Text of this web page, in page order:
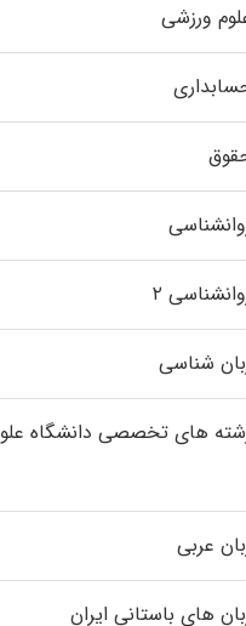
ورزشی
۲
شناسی
ﻫﺎی تخصصی داﻧﺸﮕﺎه
عربی
های باستانی ایران